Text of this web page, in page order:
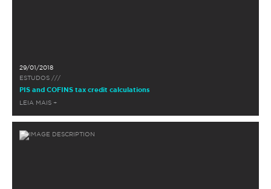
29/01/2018
ESTUDOS ///
PIS and COFINS tax credit calculations
LEIA MAIS +